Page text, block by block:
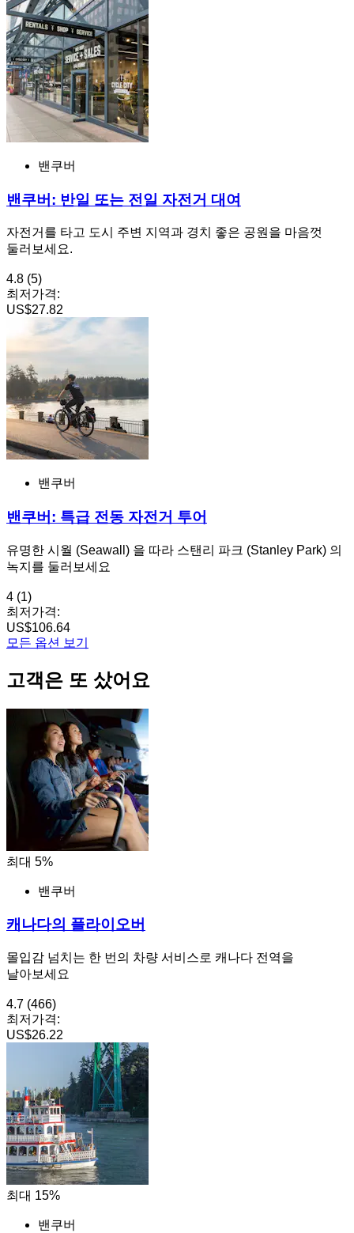
밴쿠버
밴쿠버: 반일 또는 전일 자전거 대여
자전거를 타고 도시 주변 지역과 경치 좋은 공원을 마음껏
둘러보세요.
4.8 (5)
최저가격:
US$27.82
밴쿠버
밴쿠버: 특급 전동 자전거 투어
유명한 시월 (Seawall) 을 따라 스탠리 파크 (Stanley Park) 의
녹지를 둘러보세요
4 (1)
최저가격:
US$106.64
모든 옵션 보기
고객은 또 샀어요
최대 5%
밴쿠버
캐나다의 플라이오버
몰입감 넘치는 한 번의 차량 서비스로 캐나다 전역을
날아보세요
4.7 (466)
최저가격:
US$26.22
최대 15%
밴쿠버